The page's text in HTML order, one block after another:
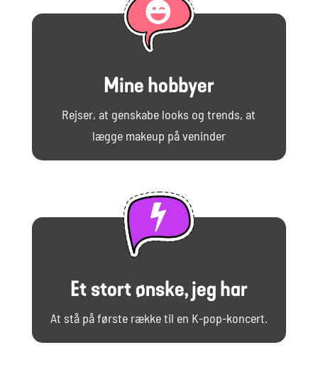
Mine hobbyer
Rejser, at genskabe looks og trends, at
lægge makeup på veninder
Et stort ønske, jeg har
At stå på første række til en K-pop-koncert.